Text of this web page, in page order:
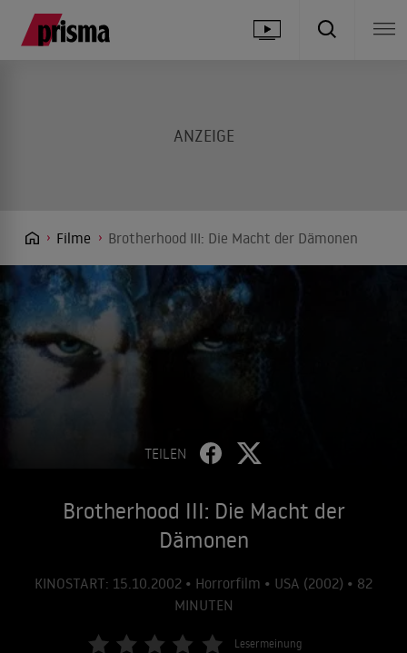
Filme Brotherhood III: Die Macht der Dämonen
TEILEN
Brotherhood III: Die Macht der
Dämonen
KINOSTART: 15.10.2002 • Horrorfilm • USA (2002) • 82
MINUTEN
Lesermeinung